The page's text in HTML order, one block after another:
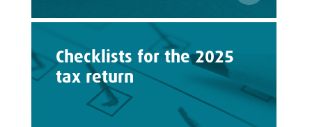
Checklists for the 2025
tax return